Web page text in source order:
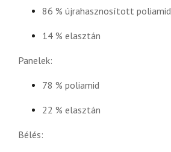
86 % újrahasznosított poliamid
14 % elasztán
Panelek:
78 % poliamid
22 % elasztán
Bélés: